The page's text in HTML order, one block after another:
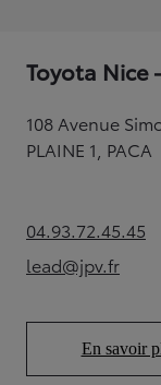
Toyota Nice
108 Avenue
PLAINE 1, PACA
04.93.72.45.45
(Opens
lead@jpv.fr
(Opens in
En savoir